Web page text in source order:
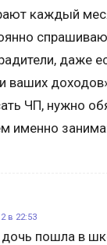
каждый
даже
ваших
ЧП, нужно
именно
в 22:53
пошла в